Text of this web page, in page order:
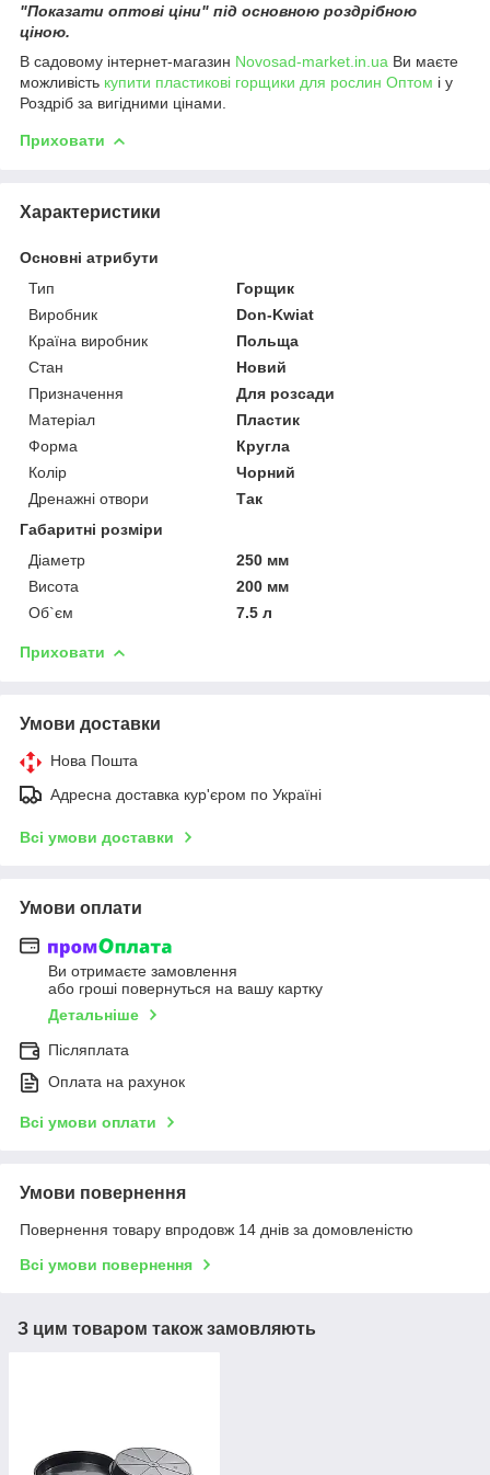
"Показати оптові ціни" під основною роздрібною
ціною.
В садовому інтернет-магазин Novosad-market.in.ua Ви маєте
можливість купити пластикові горщики для рослин Оптом і у
Роздріб за вигідними цінами.
Приховати
Характеристики
Основні атрибути
Тип
Горщик
Виробник
Don-Kwiat
Країна виробник
Польща
Стан
Новий
Призначення
Для розсади
Матеріал
Пластик
Форма
Кругла
Колір
Чорний
Дренажні отвори
Так
Габаритні розміри
Діаметр
250 мм
Висота
200 мм
Об`єм
7.5 л
Приховати
Умови доставки
Нова Пошта
Адресна доставка кур'єром по Україні
Всі умови доставки
Умови оплати
Ви отримаєте замовлення
або гроші повернуться на вашу картку
Детальніше
Післяплата
Оплата на рахунок
Всі умови оплати
Умови повернення
Повернення товару впродовж 14 днів за домовленістю
Всі умови повернення
З цим товаром також замовляють